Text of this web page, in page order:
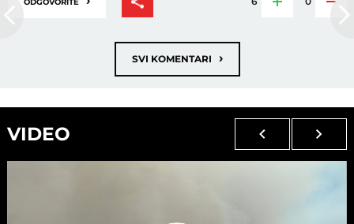
SVI KOMENTARI ›
VIDEO